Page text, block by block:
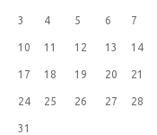
3 4 5 6 7
10 11 12 13 14
17 18 19 20 21
24 25 26 27 28
31